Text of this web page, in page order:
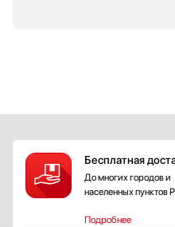
Бесплатная
До многих городов и
населенных пунктов
Подробнее